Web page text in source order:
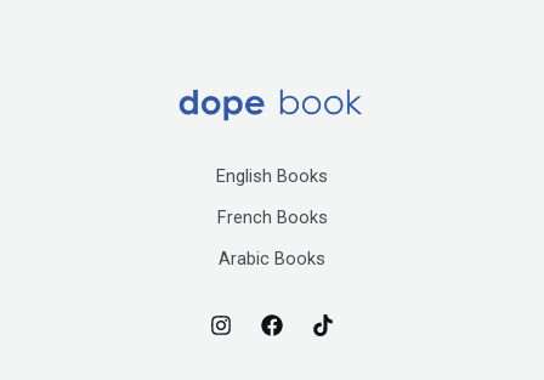
English Books
French Books
Arabic Books